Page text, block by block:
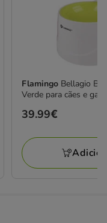
Flamingo Bellagio
Verde para cães e
Preço
39.99€